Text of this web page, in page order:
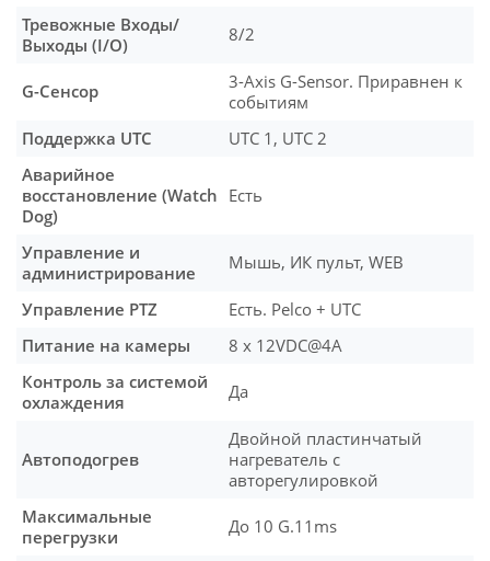
Тревожные Входы/
Выходы (I/O)
8/2
G-Сенсор
3-Axis G-Sensor. Приравнен к
событиям
Поддержка UTC
UTC 1, UTC 2
Аварийное
восстановление (Watch
Dog)
Есть
Управление и
администрирование
Мышь, ИК пульт, WEB
Управление PTZ
Есть. Pelco + UTC
Питание на камеры
8 х 12VDC@4A
Контроль за системой
охлаждения
Да
Автоподогрев
Двойной пластинчатый
нагреватель с
авторегулировкой
Максимальные
перегрузки
До 10 G.11ms